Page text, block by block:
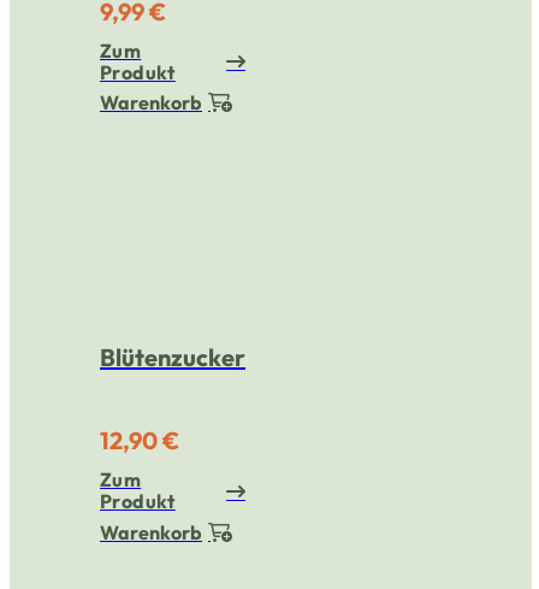
9,99 €
Zum
Produkt
Warenkorb
Blütenzucker
12,90 €
Zum
Produkt
Warenkorb